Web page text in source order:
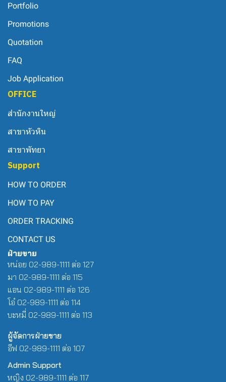
Portfolio
Promotions
Quotation
FAQ
Job Application
OFFICE
สำนักงานใหญ่
สาขาหัวหิน
สาขาพัทยา
Support
HOW TO ORDER
HOW TO PAY
ORDER TRACKING
CONTACT US
ฝ่ายขาย
หน่อย 02-989-1111 ต่อ 127
มา 02-989-1111 ต่อ 115
แอน 02-989-1111 ต่อ 126
โอ๋ 02-989-1111 ต่อ 114
บะหมี่ 02-989-1111 ต่อ 113
ผู้จัดการฝ่ายขาย
อีฟ 02-989-1111 ต่อ 107
Admin Support
หญิง 02-989-1111 ต่อ 117